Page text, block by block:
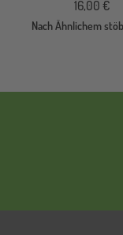
16,00 €
Nach Ähnlichem